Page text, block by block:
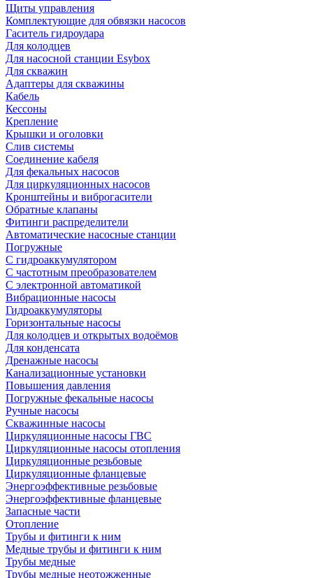
Щиты управления
Комплектующие для обвязки насосов
Гаситель гидроудара
Для колодцев
Для насосной станции Esybox
Для скважин
Адаптеры для скважины
Кабель
Кессоны
Крепление
Крышки и оголовки
Слив системы
Соединение кабеля
Для фекальных насосов
Для циркуляционных насосов
Кронштейны и виброгасители
Обратные клапаны
Фитинги распределители
Автоматические насосные станции
Погружные
С гидроаккумулятором
С частотным преобразователем
С электронной автоматикой
Вибрационные насосы
Гидроаккумуляторы
Горизонтальные насосы
Для колодцев и открытых водоёмов
Для конденсата
Дренажные насосы
Канализационные установки
Повышения давления
Погружные фекальные насосы
Ручные насосы
Скважинные насосы
Циркуляционные насосы ГВС
Циркуляционные насосы отопления
Циркуляционные резьбовые
Циркуляционные фланцевые
Энергоэффективные резьбовые
Энергоэффективные фланцевые
Запасные части
Отопление
Трубы и фитинги к ним
Медные трубы и фитинги к ним
Трубы медные
Трубы медные неотожженные